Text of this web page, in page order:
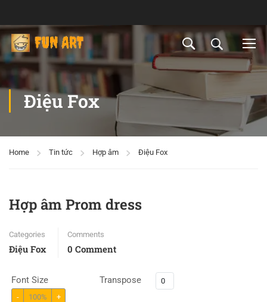
Điệu Fox
Home Tin tức Hợp âm Điệu Fox
Hợp âm Prom dress
Categories
Điệu Fox
Comments
0 Comment
Font Size
- 100% +
Transpose